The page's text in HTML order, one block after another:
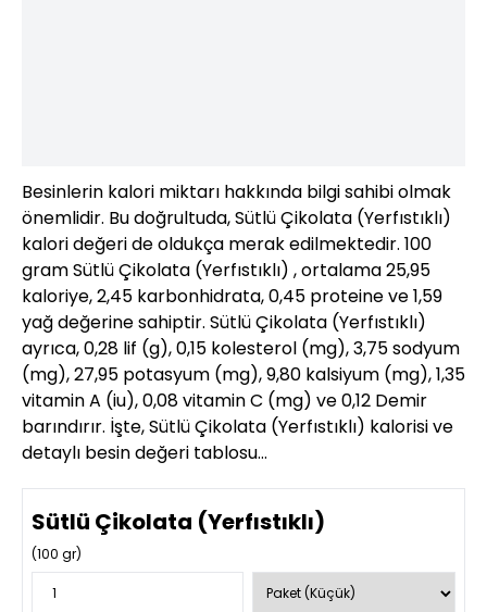
Besinlerin kalori miktarı hakkında bilgi sahibi olmak
önemlidir. Bu doğrultuda, Sütlü Çikolata (Yerfıstıklı)
kalori değeri de oldukça merak edilmektedir. 100
gram Sütlü Çikolata (Yerfıstıklı) , ortalama 25,95
kaloriye, 2,45 karbonhidrata, 0,45 proteine ve 1,59
yağ değerine sahiptir. Sütlü Çikolata (Yerfıstıklı)
ayrıca, 0,28 lif (g), 0,15 kolesterol (mg), 3,75 sodyum
(mg), 27,95 potasyum (mg), 9,80 kalsiyum (mg), 1,35
vitamin A (iu), 0,08 vitamin C (mg) ve 0,12 Demir
barındırır. İşte, Sütlü Çikolata (Yerfıstıklı) kalorisi ve
detaylı besin değeri tablosu…
Sütlü Çikolata (Yerfıstıklı)
(100 gr)